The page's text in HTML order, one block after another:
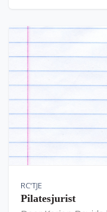
RC'TJE
Pilatesjurist